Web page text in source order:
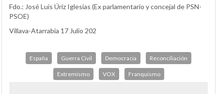
Fdo.: José Luis Úriz Iglesias (Ex parlamentario y concejal de PSN-
PSOE)
Villava-Atarrabia 17 Julio 202
España Guerra Civil Democracia Reconciliación
Extremismo VOX Franquismo